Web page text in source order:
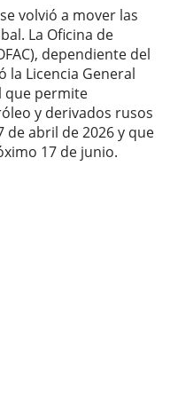
volvió a mover las
La Oficina de
dependiente del
la Licencia General
que permite
y derivados rusos
de abril de 2026 y que
17 de junio.